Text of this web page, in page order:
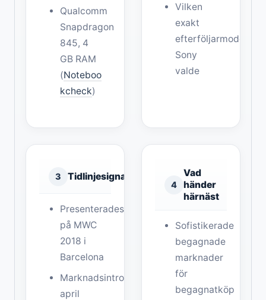
Qualcomm
Snapdragon
845, 4
GB RAM
(Noteboo
kcheck)
Vilken
exakt
efterföljarmodell
Sony
valde
3 Tidlinjesignal
Presenterades
på MWC
2018 i
Barcelona
Marknadsintroduktion
april
4
Vad
händer
härnäst
Sofistikerade
begagnade
marknader
för
begagnatköp